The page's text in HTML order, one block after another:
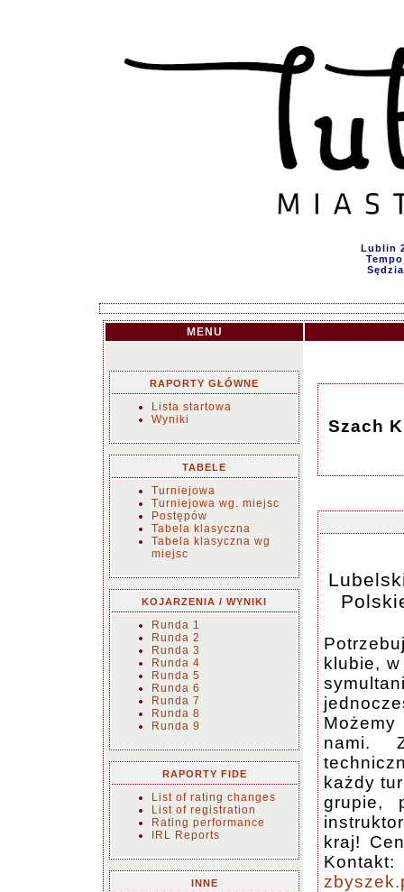
Lublin
MENU
RAPORTY GŁÓWNE
Lista startowa
Wyniki
TABELE
Turniejowa
Turniejowa wg. miejsc
Postępów
Tabela klasyczna
Tabela klasyczna wg
miejsc
KOJARZENIA / WYNIKI
Runda 1
Runda 2
Runda 3
Runda 4
Runda 5
Runda 6
Runda 7
Runda 8
Runda 9
RAPORTY FIDE
List of rating changes
List of registration
Rating performance
IRL Reports
INNE
Szach
klubie,
nami.
każdy
grupie,
kraj!